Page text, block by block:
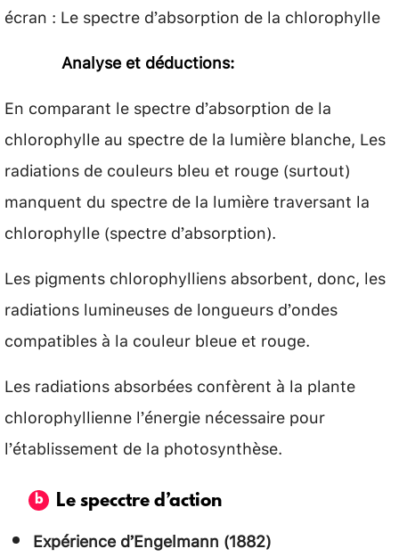
écran : Le spectre d’absorption de la chlorophylle
Analyse et déductions:
En comparant le spectre d’absorption de la
chlorophylle au spectre de la lumière blanche, Les
radiations de couleurs bleu et rouge (surtout)
manquent du spectre de la lumière traversant la
chlorophylle (spectre d’absorption).
Les pigments chlorophylliens absorbent, donc, les
radiations lumineuses de longueurs d’ondes
compatibles à la couleur bleue et rouge.
Les radiations absorbées confèrent à la plante
chlorophyllienne l’énergie nécessaire pour
l’établissement de la photosynthèse.
Le specctre d’action
Expérience d’Engelmann (1882)